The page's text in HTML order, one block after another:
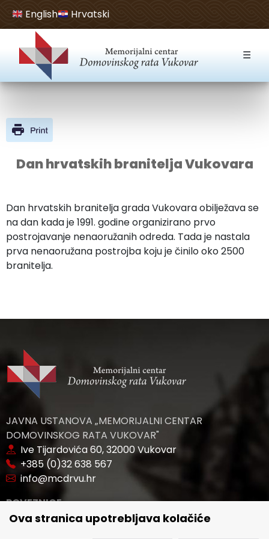
Open toolbar
Ova stranica upotrebljava kolačiće
English Hrvatski
☰
Dan hrvatskih branitelja Vukovara
Dan hrvatskih branitelja grada Vukovara obilježava se
na dan kada je 1991. godine organizirano prvo
postrojavanje nenaoružanih odreda. Tada je nastala
prva nenaoružana postrojba koju je činilo oko 2500
branitelja.
JAVNA USTANOVA „MEMORIJALNI CENTAR
DOMOVINSKOG RATA VUKOVAR"
Ive Tijardovića 60, 32000 Vukovar
+385 (0)32 638 567
info@mcdrvu.hr
POVEZNICE
🢒 Novosti